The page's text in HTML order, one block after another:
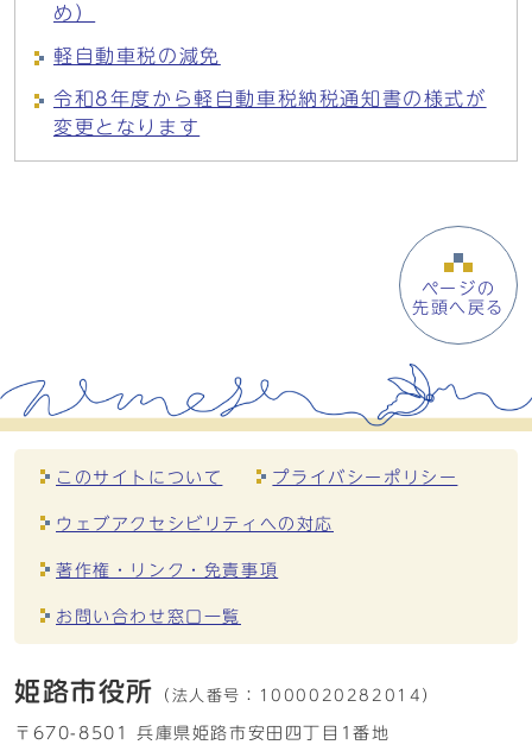
め）
軽自動車税の減免
令和8年度から軽自動車税納税通知書の様式が
変更となります
ページの
先頭へ戻る
このサイトについて プライバシーポリシー
ウェブアクセシビリティへの対応
著作権・リンク・免責事項
お問い合わせ窓口一覧
姫路市役所 （法人番号： 1000020282014）
〒670-8501 兵庫県姫路市安田四丁目1番地